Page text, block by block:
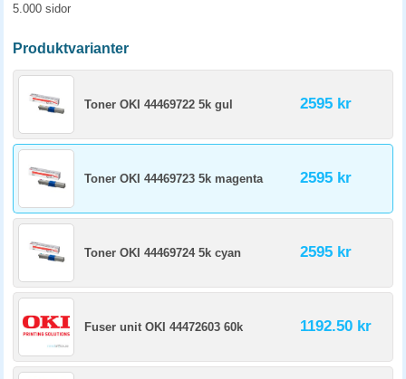
5.000 sidor
Produktvarianter
Toner OKI 44469722 5k gul 2595 kr
Toner OKI 44469723 5k magenta 2595 kr
Toner OKI 44469724 5k cyan 2595 kr
Fuser unit OKI 44472603 60k 1192.50 kr